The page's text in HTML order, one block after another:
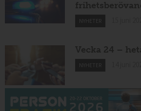
NYHETER
Vecka 24 –
NYHETER